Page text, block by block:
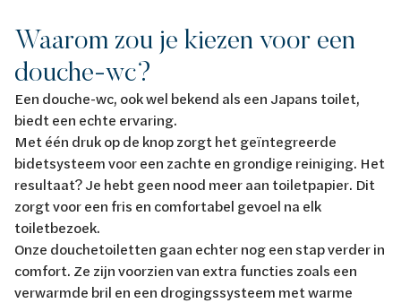
Waarom zou je kiezen voor een
douche-wc?
Een douche-wc, ook wel bekend als een Japans toilet,
biedt een echte ervaring.
Met één druk op de knop zorgt het geïntegreerde
bidetsysteem voor een zachte en grondige reiniging. Het
resultaat? Je hebt geen nood meer aan toiletpapier. Dit
zorgt voor een fris en comfortabel gevoel na elk
toiletbezoek.
Onze douchetoiletten gaan echter nog een stap verder in
comfort. Ze zijn voorzien van extra functies zoals een
verwarmde bril en een drogingssysteem met warme